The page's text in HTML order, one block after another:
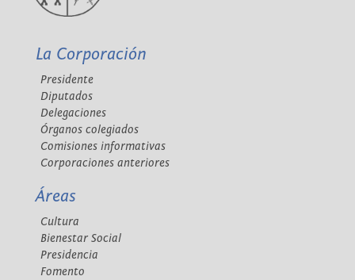
La Corporación
Presidente
Diputados
Delegaciones
Órganos colegiados
Comisiones informativas
Corporaciones anteriores
Áreas
Cultura
Bienestar Social
Presidencia
Fomento